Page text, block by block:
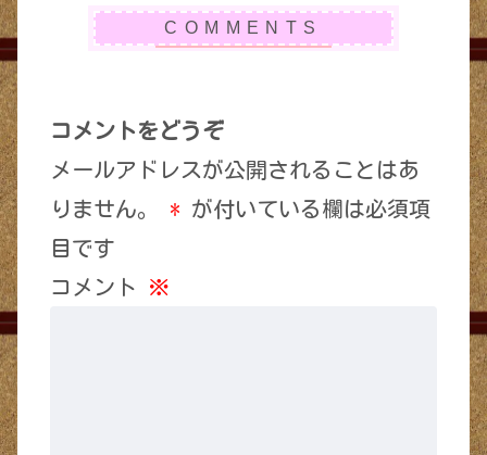
コメントをどうぞ
メールアドレスが公開されることはあ
りません。
* が付いている欄は必須項
目です
コメント ※